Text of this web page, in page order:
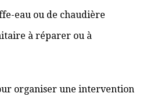
eau ou de chaudière
à réparer ou à
organiser une intervention